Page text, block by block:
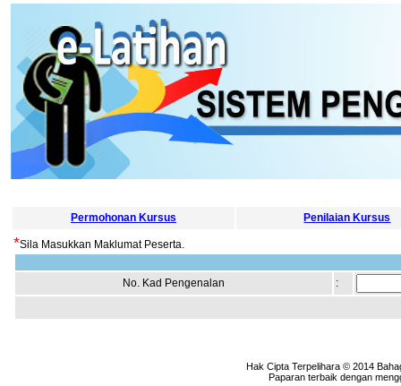
Permohonan Kursus Penilaian Kursus
*Sila Masukkan Maklumat Peserta.
No. Kad Pengenalan :
Hak Cipta Terpelihara © 2014
Paparan terbaik dengan